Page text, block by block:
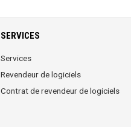
SERVICES
Services
Revendeur de logiciels
Contrat de revendeur de logiciels